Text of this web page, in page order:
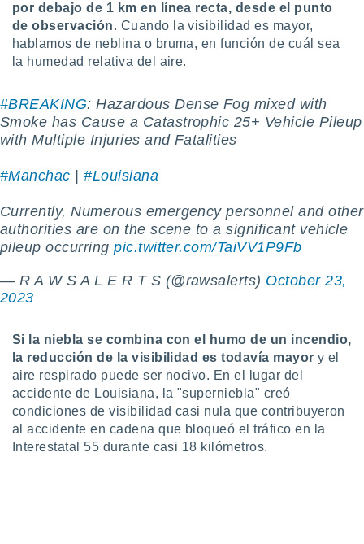
ni para
o
aunque
no
Puedes
acceder a
abono
como
sitio
IP
de
posible
por debajo de 1 km en línea recta, desde el punto
de observación. Cuando la visibilidad es mayor,
hablamos de neblina o bruma, en función de cuál sea
la humedad relativa del aire.
#BREAKING: Hazardous Dense Fog mixed with
Smoke has Cause a Catastrophic 25+ Vehicle Pileup
with Multiple Injuries and Fatalities
#Manchac |#Louisiana
Currently, Numerous emergency personnel and other
authorities are on the scene to a significant vehicle
pileup occurringpic.twitter.com/TaiVV1P9Fb
— R A W S A L E R T S (@rawsalerts) October 23,
2023
Si la niebla se combina con el humo de un incendio,
la reducción de la visibilidad es todavía mayor y el
aire respirado puede ser nocivo. En el lugar del
accidente de Louisiana, la "superniebla" creó
condiciones de visibilidad casi nula que contribuyeron
al accidente en cadena que bloqueó el tráfico en la
Interestatal 55 durante casi 18 kilómetros.